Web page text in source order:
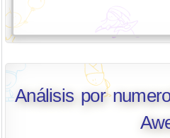
Análisis por